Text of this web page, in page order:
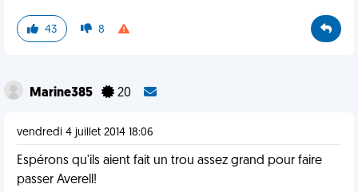
43 8
Marine385 20
vendredi 4 juillet 2014 18:06
Espérons qu'ils aient fait un trou assez grand pour faire
passer Averell!